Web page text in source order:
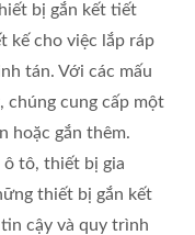
bị gắn kết tiết
kế cho việc lắp ráp
tán. Với các mấu
chúng cung cấp một
hoặc gắn thêm.
tô, thiết bị gia
thiết bị gắn kết
cậy và quy trình